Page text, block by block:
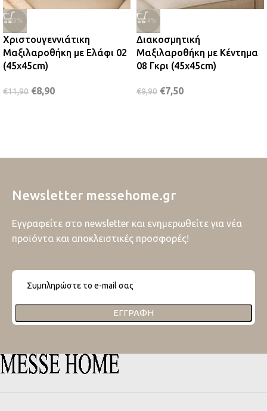
-25%
Χριστουγεννιάτικη
Μαξιλαροθήκη με Ελάφι 02
(45x45cm)
€11,90 €8,90
-24%
Διακοσμητική
Μαξιλαροθήκη με Κέντημα
08 Γκρι (45x45cm)
€9,90 €7,50
Newsletter messehome.gr
Εγγραφείτε στο newsletter και ενημερωθείτε για νέα
προϊόντα και αποκλειστικές προσφορές!
ΕΓΓΡΑΦΉ